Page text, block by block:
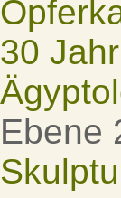
30
Ebene